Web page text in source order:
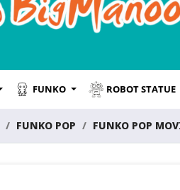
FUNKO ROBOT STATUE
FUNKO POP FUNKO POP